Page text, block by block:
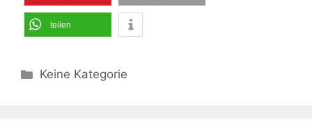
teilen
Kategorien
Keine Kategorie